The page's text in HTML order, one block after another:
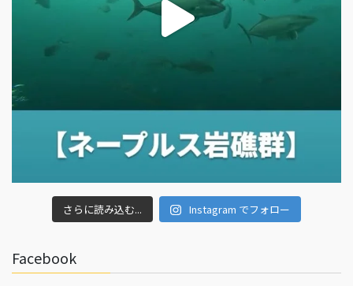
さらに読み込む... Instagram でフォロー
Facebook